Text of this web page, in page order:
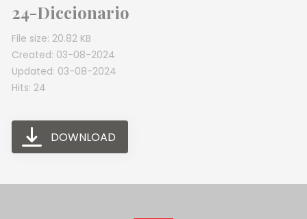
24-Diccionario
File size: 20.82 KB
Created: 03-08-2024
Updated: 03-08-2024
Hits: 24
DOWNLOAD